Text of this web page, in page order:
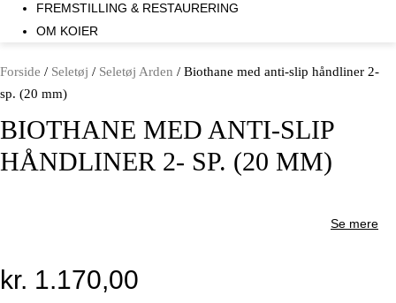
FREMSTILLING & RESTAURERING​
OM KOIER
Forside / Seletøj / Seletøj Arden / Biothane med anti-slip håndliner 2-
sp. (20 mm)
BIOTHANE MED ANTI-SLIP
HÅNDLINER 2- SP. (20 MM)
Se mere
kr. 1.170,00